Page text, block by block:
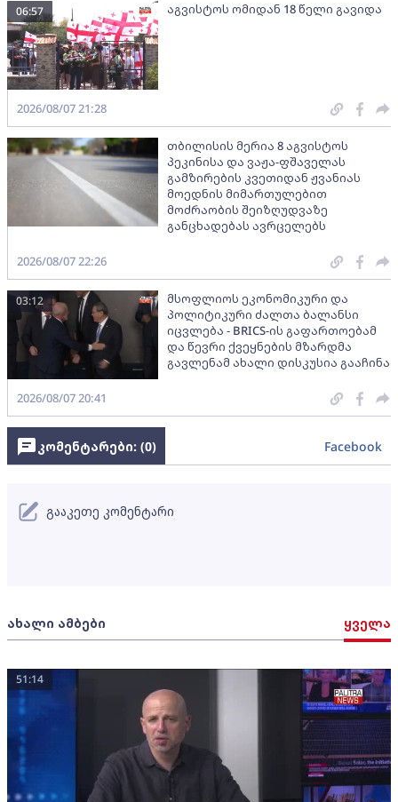
აგვისტოს ომიდან 18 წელი გავიდა
06:57
2026/08/07 21:28
თბილისის მერია 8 აგვისტოს
პეკინისა და ვაჟა-ფშაველას
გამზირების კვეთიდან ჟვანიას
მოედნის მიმართულებით
მოძრაობის შეიზღუდვაზე
განცხადებას ავრცელებს
2026/08/07 22:26
მსოფლიოს ეკონომიკური და
პოლიტიკური ძალთა ბალანსი
იცვლება - BRICS-ის გაფართოებამ
და წევრი ქვეყნების მზარდმა
გავლენამ ახალი დისკუსია გააჩინა
03:12
2026/08/07 20:41
ახალი ამბები ყველა
51:14
კომენტარები: (0) Facebook
გააკეთე კომენტარი